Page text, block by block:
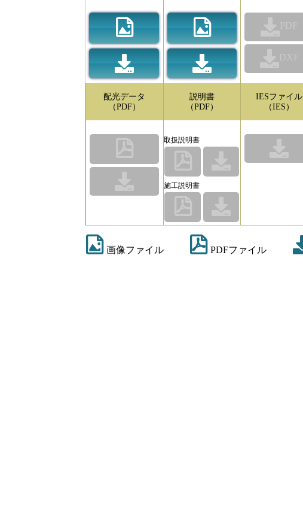
PDF
DXF
配光データ
（PDF）
説明書
（PDF）
取扱説明書
施工説明書
IESファイル
（IES）
画像ファイル PDFファイル